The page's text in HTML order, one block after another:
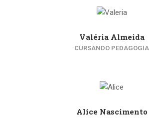
Valéria Almeida
CURSANDO PEDAGOGIA
Alice Nascimento